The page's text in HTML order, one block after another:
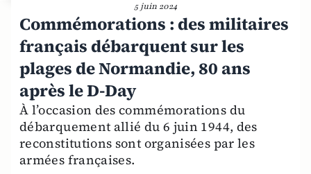
5 juin 2024
Commémorations : des militaires
français débarquent sur les
plages de Normandie, 80 ans
après le D-Day
À l’occasion des commémorations du
débarquement allié du 6 juin 1944, des
reconstitutions sont organisées par les
armées françaises.